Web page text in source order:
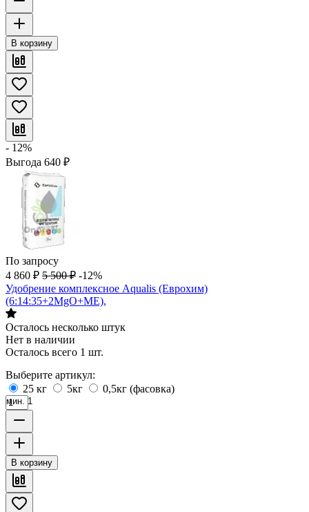
В корзину
- 12%
Выгода 640 ₽
По запросу
4 860 ₽ 5 500 ₽ -12%
Удобрение комплексное Aqualis (Еврохим)
(6:14:35+2MgO+ME),
Осталось несколько штук
Нет в наличии
Осталось всего 1 шт.
Выберите артикул:
25 кг
5кг 0,5кг (фасовка)
мин. 1
В корзину